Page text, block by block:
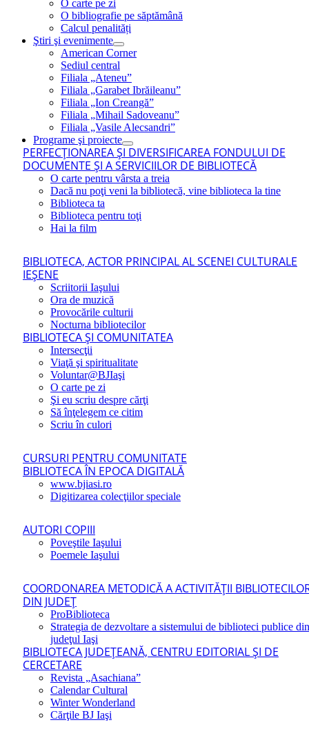
O carte pe zi
O bibliografie pe săptămână
Calcul penalități
Ştiri şi evenimente
American Corner
Sediul central
Filiala „Ateneu”
Filiala „Garabet Ibrăileanu”
Filiala „Ion Creangă”
Filiala „Mihail Sadoveanu”
Filiala „Vasile Alecsandri”
Programe şi proiecte
PERFECŢIONAREA ŞI DIVERSIFICAREA FONDULUI DE
DOCUMENTE ŞI A SERVICIILOR DE BIBLIOTECĂ
O carte pentru vârsta a treia
Dacă nu poţi veni la bibliotecă, vine biblioteca la tine
Biblioteca ta
Biblioteca pentru toţi
Hai la film
BIBLIOTECA, ACTOR PRINCIPAL AL SCENEI CULTURALE
IEŞENE
Scriitorii Iaşului
Ora de muzică
Provocările culturii
Nocturna bibliotecilor
BIBLIOTECA ŞI COMUNITATEA
Intersecţii
Viaţă şi spiritualitate
Voluntar@BJIaşi
O carte pe zi
Şi eu scriu despre cărţi
Să înţelegem ce citim
Scriu în culori
CURSURI PENTRU COMUNITATE
BIBLIOTECA ÎN EPOCA DIGITALĂ
www.bjiasi.ro
Digitizarea colecţiilor speciale
AUTORI COPIII
Poveştile Iaşului
Poemele Iaşului
COORDONAREA METODICĂ A ACTIVITĂŢII
DIN JUDEŢ
ProBiblioteca
Strategia de dezvoltare a sistemului de biblioteci publice din
judeţul Iaşi
BIBLIOTECA JUDEŢEANĂ, CENTRU EDITORIAL ŞI DE
CERCETARE
Revista „Asachiana”
Calendar Cultural
Winter Wonderland
Cărţile BJ Iaşi